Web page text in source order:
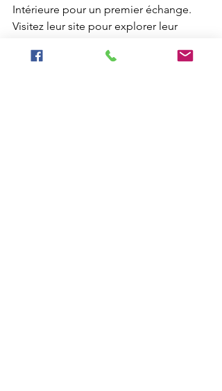
Intérieure pour un premier échange.
Visitez leur site pour explorer leur
cette transformation essentielle.